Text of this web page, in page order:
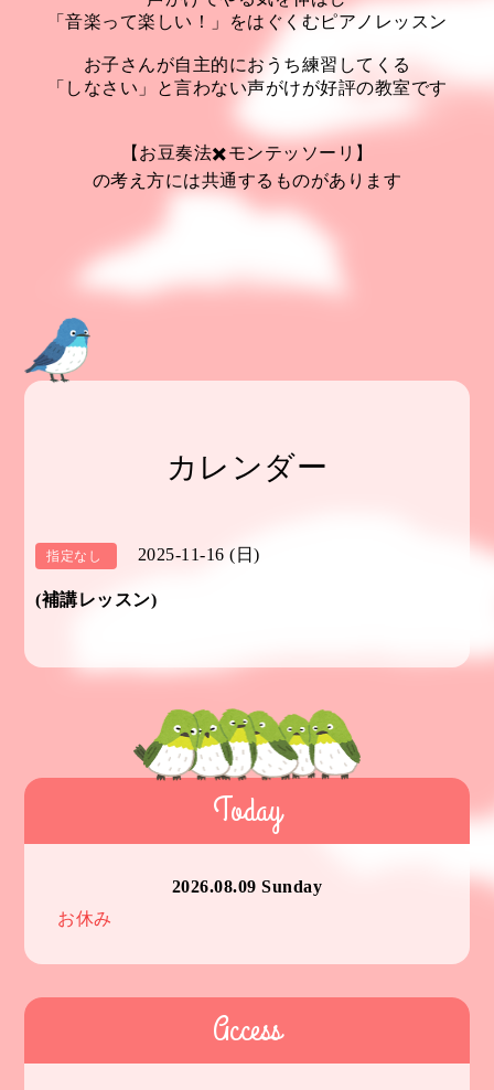
「音楽って楽しい！」をはぐくむピアノレッスン
お子さんが自主的におうち練習してくる
「しなさい」と言わない声がけが好評の教室です
【お豆奏法✖️モンテッソーリ】
の考え方には共通するものがあります
カレンダー
指定なし 2025-11-16 (日)
(補講レッスン)
Today
2026.08.09 Sunday
お休み
Access